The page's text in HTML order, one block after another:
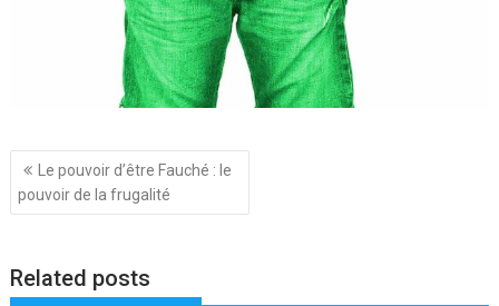
Navigation
de
l’article
Le pouvoir d’être Fauché : le
pouvoir de la frugalité
Related posts